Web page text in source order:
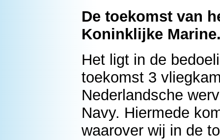
De toekomst van
Koninklijke
Het ligt in de
toekomst 3
Nederlandsche
Navy. Hiermede
waarover wij in de